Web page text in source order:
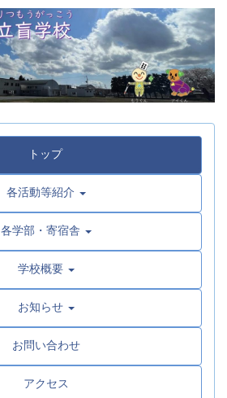
トップ
各活動等紹介
各学部・寄宿舎
学校概要
お知らせ
お問い合わせ
アクセス